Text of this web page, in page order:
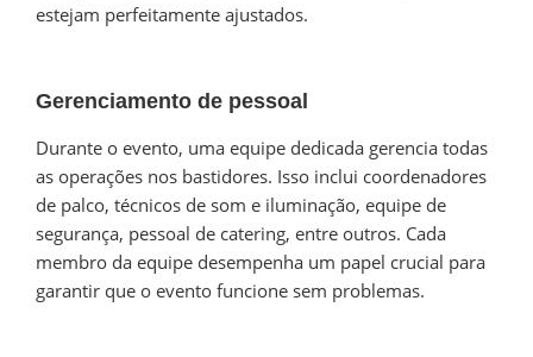
estejam perfeitamente ajustados.
Gerenciamento de pessoal
Durante o evento, uma equipe dedicada gerencia todas
as operações nos bastidores. Isso inclui coordenadores
de palco, técnicos de som e iluminação, equipe de
segurança, pessoal de catering, entre outros. Cada
membro da equipe desempenha um papel crucial para
garantir que o evento funcione sem problemas.